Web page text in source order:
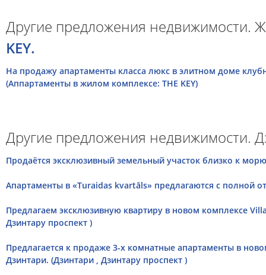
Другие предложения недвижимости.
KEY.
На продажу апартаменты класса люкс в элитном доме
(Аппартаменты в жилом комплексе: THE KEY)
Другие предложения недвижимости.
Продаётся эксклюзивный земельный участок близко к
Апартаменты в «Turaidas kvartāls» предлагаются с полной
Предлагаем эксклюзивную квартиру в новом комплексе
Дзинтару проспект )
Предлагается к продаже 3-х комнатные апартаменты в
Дзинтари. (Дзинтари , Дзинтару проспект )